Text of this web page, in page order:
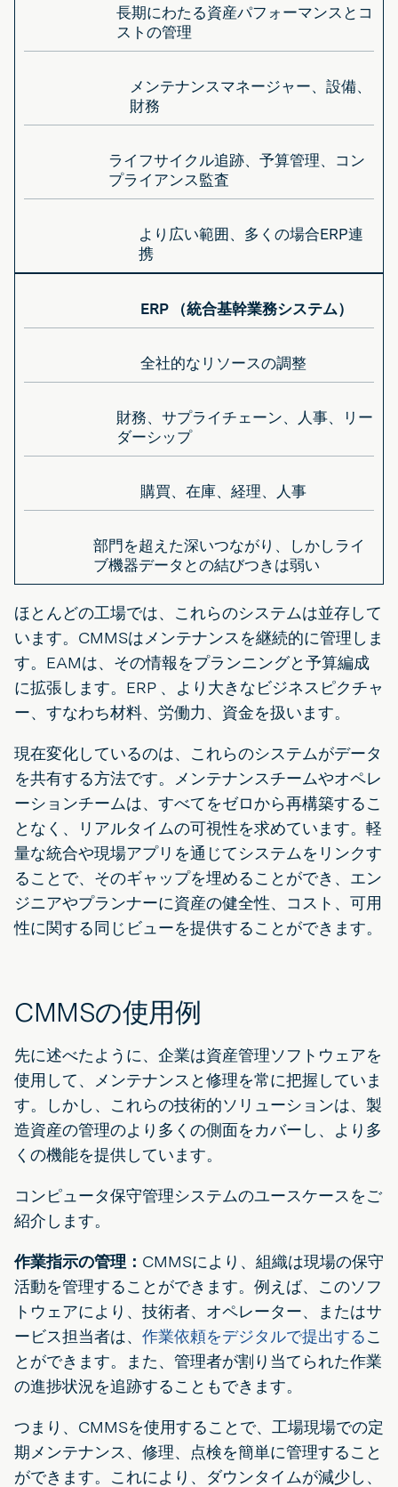
長期にわたる資産パフォーマンスとコ
ストの管理
メンテナンスマネージャー、設備、
財務
ライフサイクル追跡、予算管理、コン
プライアンス監査
より広い範囲、多くの場合ERP連
携
ERP （統合基幹業務システム）
全社的なリソースの調整
財務、サプライチェーン、人事、リー
ダーシップ
購買、在庫、経理、人事
部門を超えた深いつながり、しかしライ
ブ機器データとの結びつきは弱い
ほとんどの工場では、これらのシステムは並存して
います。CMMSはメンテナンスを継続的に管理しま
す。EAMは、その情報をプランニングと予算編成
に拡張します。ERP 、より大きなビジネスピクチャ
ー、すなわち材料、労働力、資金を扱います。
現在変化しているのは、これらのシステムがデータ
を共有する方法です。メンテナンスチームやオペレ
ーションチームは、すべてをゼロから再構築するこ
となく、リアルタイムの可視性を求めています。軽
量な統合や現場アプリを通じてシステムをリンクす
ることで、そのギャップを埋めることができ、エン
ジニアやプランナーに資産の健全性、コスト、可用
性に関する同じビューを提供することができます。
CMMSの使用例
先に述べたように、企業は資産管理ソフトウェアを
使用して、メンテナンスと修理を常に把握していま
す。しかし、これらの技術的ソリューションは、製
造資産の管理のより多くの側面をカバーし、より多
くの機能を提供しています。
コンピュータ保守管理システムのユースケースをご
紹介します。
作業指示の管理： CMMSにより、組織は現場の保守
活動を管理することができます。例えば、このソフ
トウェアにより、技術者、オペレーター、またはサ
ービス担当者は、 作業依頼をデジタルで提出するこ
とができます。また、管理者が割り当てられた作業
の進捗状況を追跡することもできます。
つまり、CMMSを使用することで、工場現場での定
期メンテナンス、修理、点検を簡単に管理すること
ができます。これにより、ダウンタイムが減少し、